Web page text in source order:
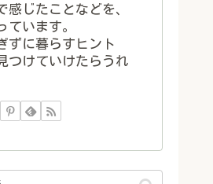
感じたことなどを、
ています。
ずに暮らすヒント
つけていけたらうれ